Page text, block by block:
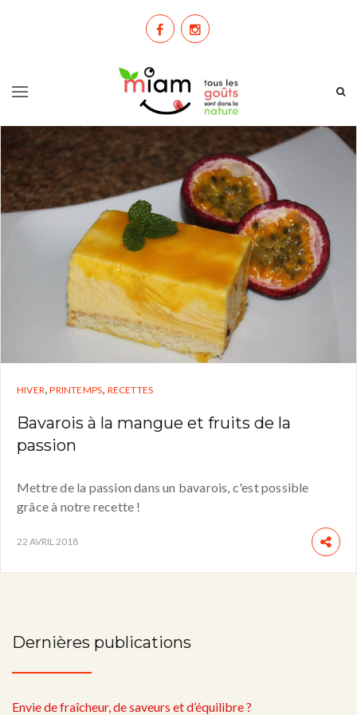
HIVER,PRINTEMPS, RECETTES
Bavarois à la mangue et fruits de la
passion
Mettre de la passion dans un bavarois, c'est possible
grâce à notre recette !
22 AVRIL 2018
Dernières publications
Envie de fraîcheur, de saveurs et d’équilibre ?